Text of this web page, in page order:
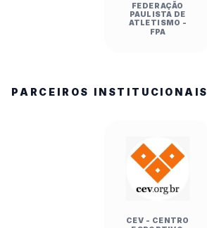
FEDERAÇÃO
PAULISTA DE
ATLETISMO -
FPA
PARCEIROS INSTITUCIONAIS
CEV - CENTRO